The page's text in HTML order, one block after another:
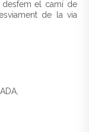
el camí de
de la via